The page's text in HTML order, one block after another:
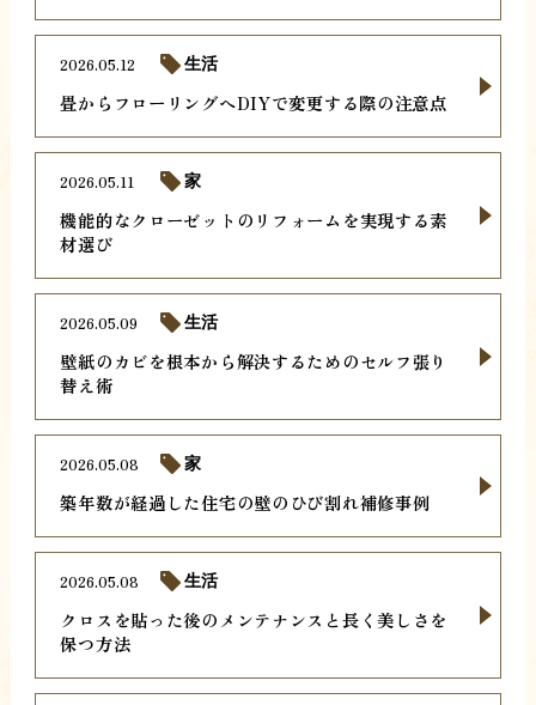
畳からフローリングへDIYで変更する際の注意点
2026.05.12 生活
機能的なクローゼットのリフォームを実現する素
材選び
2026.05.11 家
壁紙のカビを根本から解決するためのセルフ張り
替え術
2026.05.09 生活
築年数が経過した住宅の壁のひび割れ補修事例
2026.05.08 家
クロスを貼った後のメンテナンスと長く美しさを
保つ方法
2026.05.08 生活